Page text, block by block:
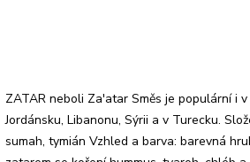
ZATAR neboli Za'atar Směs je populární i
Jordánsku, Libanonu, Sýrii a v Turecku.
sumah, tymián Vzhled a barva: barevná